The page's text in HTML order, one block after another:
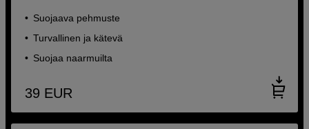
Suojaava pehmuste
Turvallinen ja kätevä
Suojaa naarmuilta
39 EUR